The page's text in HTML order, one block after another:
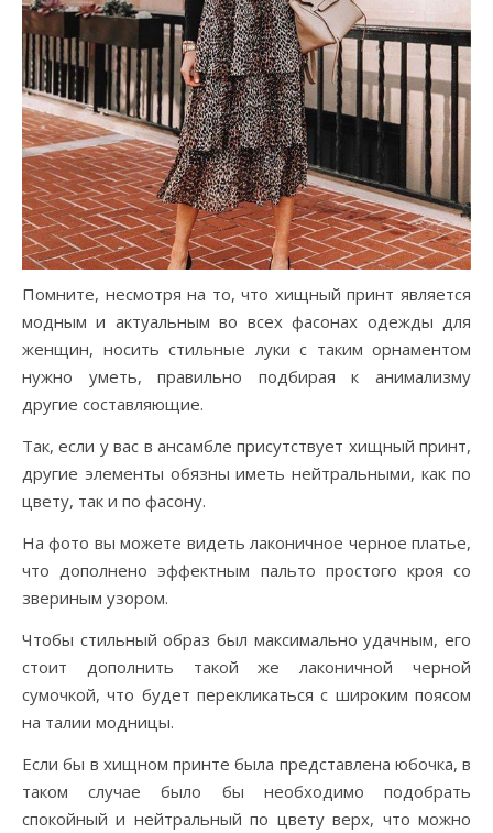
Помните, несмотря на то, что хищный принт является
модным и актуальным во всех фасонах одежды для
женщин, носить стильные луки с таким орнаментом
нужно уметь, правильно подбирая к анимализму
другие составляющие.
Так, если у вас в ансамбле присутствует хищный принт,
другие элементы обязны иметь нейтральными, как по
цвету, так и по фасону.
На фото вы можете видеть лаконичное черное платье,
что дополнено эффектным пальто простого кроя со
звериным узором.
Чтобы стильный образ был максимально удачным, его
стоит дополнить такой же лаконичной черной
сумочкой, что будет перекликаться с широким поясом
на талии модницы.
Если бы в хищном принте была представлена юбочка, в
таком случае было бы необходимо подобрать
спокойный и нейтральный по цвету верх, что можно